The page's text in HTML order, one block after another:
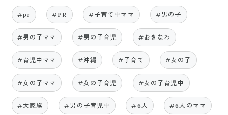
#pr #PR #子育て中ママ #男の子
#男の子ママ #男の子育児 #おきなわ
#育児中ママ #沖縄 #子育て #女の子
#女の子ママ #女の子育児 #女の子育児中
#大家族 #男の子育児中 #6人 #6人のママ